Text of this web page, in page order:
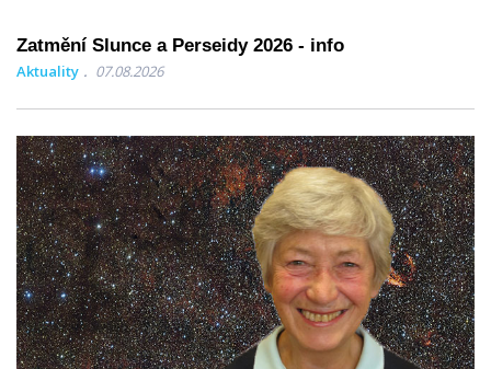
Zatmění Slunce a Perseidy 2026 - info
Aktuality 07.08.2026